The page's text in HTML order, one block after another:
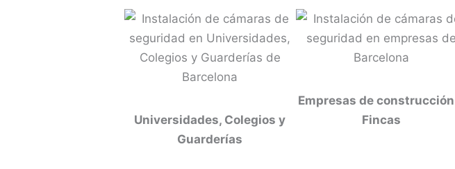
Universidades, Colegios y
Guarderías
Empresas de
Fincas